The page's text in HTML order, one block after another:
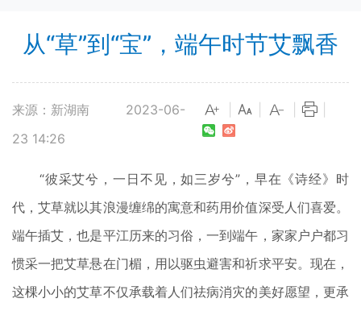
从“草”到“宝”，端午时节艾飘香
来源：新湖南
2023-06-
23 14:26
“彼采艾兮，一日不见，如三岁兮”，早在《诗经》时
代，艾草就以其浪漫缠绵的寓意和药用价值深受人们喜爱。
端午插艾，也是平江历来的习俗，一到端午，家家户户都习
惯采一把艾草悬在门楣，用以驱虫避害和祈求平安。现在，
这棵小小的艾草不仅承载着人们祛病消灾的美好愿望，更承